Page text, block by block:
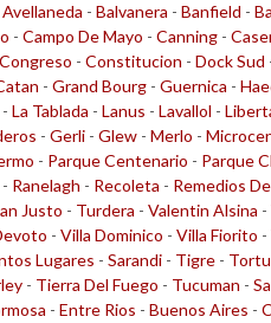
Avellaneda - Balvanera - Banfield -
- Campo De Mayo - Canning -
Congreso - Constitucion - Dock Sud
- Grand Bourg - Guernica -
- La Tablada - Lanus - Lavallol -
- Gerli - Glew - Merlo -
- Parque Centenario - Parque
- Ranelagh - Recoleta - Remedios
Justo - Turdera - Valentin Alsina -
- Villa Dominico - Villa Fiorito -
Lugares - Sarandi - Tigre -
- Tierra Del Fuego - Tucuman -
- Entre Rios - Buenos Aires -